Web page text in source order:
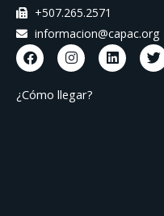
+507.265.2571
informacion@capac.org
F
a
c
e
b
I
n
s
t
a
L
i
n
T
w
i
¿Cómo llegar?